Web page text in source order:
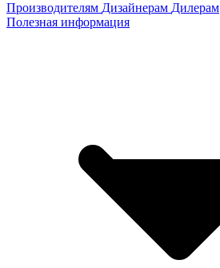
Производителям Дизайнерам Дилерам
Полезная информация